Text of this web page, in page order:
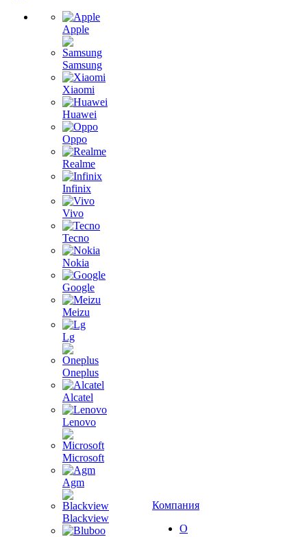
Apple
Samsung
Xiaomi
Huawei
Oppo
Realme
Infinix
Vivo
Tecno
Nokia
Google
Meizu
Lg
Oneplus
Alcatel
Lenovo
Microsoft
Agm
Blackview
Компания
О